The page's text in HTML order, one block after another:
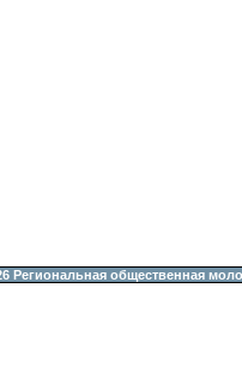
Региональная общественная